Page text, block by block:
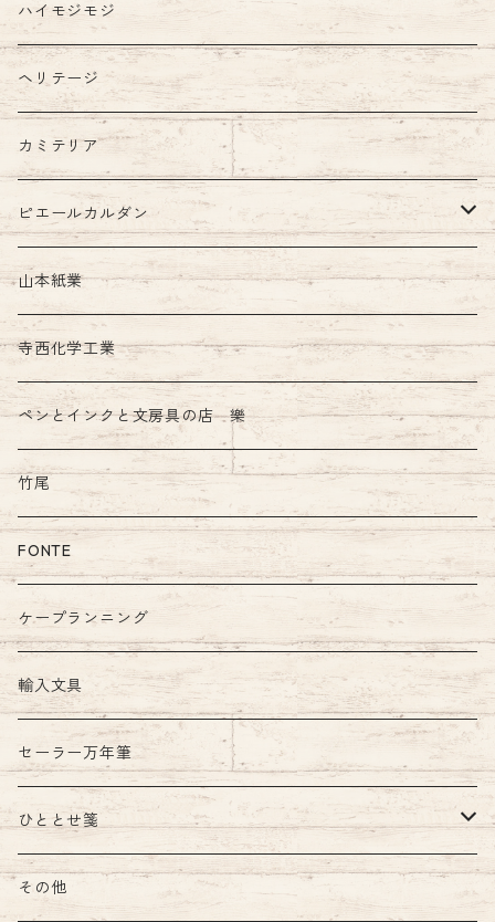
ハイモジモジ
ヘリテージ
カミテリア
ピエールカルダン
インク
ガラスペン
山本紙業
寺西化学工業
ペンとインクと文房具の店 樂
竹尾
FONTE
ケープランニング
輸入文具
セーラー万年筆
ひととせ箋
ひととせ一筆箋
その他